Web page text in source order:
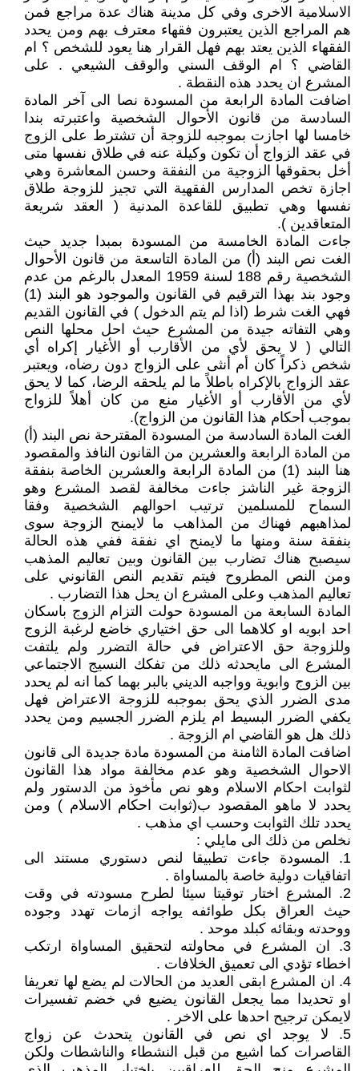
الاسلامية الاخرى وفي كل مدينة هناك عدة مراجع فمن
هم المراجع الذين يعتبرون فقهاء معترف بهم ومن يحدد
الفقهاء الذين يعتد بهم فهل القرار هنا يعود للشخص ؟ ام
القاضي ؟ ام الوقف السني والوقف الشيعي . على
المشرع ان يحدد هذه النقطة .
اضافت المادة الرابعة من المسودة نصا الى آخر المادة
السادسة من قانون الأحوال الشخصية واعتبرته بندا
خامسا لها اجازت بموجبه للزوجة أن تشترط على الزوج
في عقد الزواج أن تكون وكيلة عنه في طلاق نفسها متى
أخل بحقوقها الزوجية من النفقة وحسن المعاشرة وهي
اجازة تخص المدارس الفقهية التي تجيز للزوجة طلاق
نفسها وهي تطبيق للقاعدة المدنية ( العقد شريعة
المتعاقدين ).
جاءت المادة الخامسة من المسودة بمبدا جديد حيث
الغت نص البند (أ) من المادة التاسعة من قانون الأحوال
الشخصية رقم 188 لسنة 1959 المعدل بالرغم من عدم
وجود بند بهذا الترقيم في القانون والموجود هو البند (1)
فهي الغت شرط (اذا لم يتم الدخول ) في القانون القديم
وهي التفاته جيدة من المشرع حيث احل محلها النص
التالي ( لا يحق لأي من الأقارب أو الأغيار إكراه أي
شخص ذكراً كان أم أنثى على الزواج دون رضاه، ويعتبر
عقد الزواج بالإكراه باطلاً ما لم يلحقه الرضا، كما لا يحق
لأي من الأقارب أو الأغيار منع من كان أهلاً للزواج
بموجب أحكام هذا القانون من الزواج).
الغت المادة السادسة من المسودة المقترحة نص البند (أ)
من المادة الرابعة والعشرين من القانون النافذ والمقصود
هنا البند (1) من المادة الرابعة والعشرين الخاصة بنفقة
الزوجة غير الناشز جاءت مخالفة لقصد المشرع وهو
السماح للمسلمين ترتيب احوالهم الشخصية وفقا
لمذاهبهم فهناك من المذاهب ما لايمنح الزوجة سوى
بنفقة سنة ومنها ما لايمنح اي نفقة ففي هذه الحالة
سيصبح هناك تضارب بين القانون وبين تعاليم المذهب
ومن النص المطروح فيتم تقديم النص القانوني على
تعاليم المذهب وعلى المشرع ان يحل هذا التضارب .
المادة السابعة من المسودة حولت التزام الزوج باسكان
احد ابويه او كلاهما الى حق اختياري خاضع لرغبة الزوج
وللزوجة حق الاعتراض في حالة التضرر ولم يلتفت
المشرع الى مايحدثه ذلك من تفكك النسيج الاجتماعي
بين الزوج وابوية وواجبه الديني بالبر بهما كما انه لم يحدد
مدى الضرر الذي يحق بموجبه للزوجة الاعتراض فهل
يكفي الضرر البسيط ام يلزم الضرر الجسيم ومن يحدد
ذلك هل هو القاضي ام الزوجة .
اضافت المادة الثامنة من المسودة مادة جديدة الى قانون
الاحوال الشخصية وهو عدم مخالفة مواد هذا القانون
لثوابت احكام الاسلام وهو نص مأخوذ من الدستور ولم
يحدد لا ماهو المقصود ب(ثوابت احكام الاسلام ) ومن
يحدد تلك الثوابت وحسب اي مذهب .
نخلص من ذلك الى مايلي :
1. المسودة جاءت تطبيقا لنص دستوري مستند الى
اتفاقيات دولية خاصة بالمساواة .
2. المشرع اختار توقيتا سيئا لطرح مسودته في وقت
حيث العراق بكل طوائفه يواجه ازمات تهدد وجوده
ووحدته وبقائه كبلد موحد .
3. ان المشرع في محاولته لتحقيق المساواة ارتكب
اخطاء تؤدي الى تعميق الخلافات .
4. ان المشرع ابقى العديد من الحالات لم يضع لها تعريفا
او تحديدا مما يجعل القانون يضيع في خضم تفسيرات
لايمكن ترجيح احدها على الاخر .
5. لا يوجد اي نص في القانون يتحدث عن زواج
القاصرات كما اشيع من قبل النشطاء والناشطات ولكن